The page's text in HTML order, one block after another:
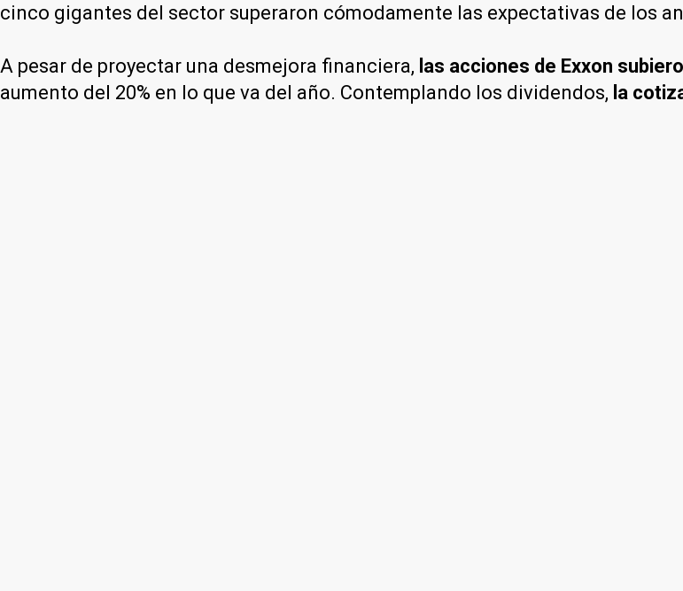
cinco gigantes del sector superaron cómodamente las expectativas de los
A pesar de proyectar una desmejora financiera, las acciones de Exxon
aumento del 20% en lo que va del año. Contemplando los dividendos, la